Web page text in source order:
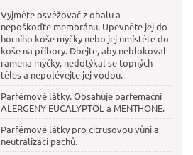
Vyjměte osvěžovač z obalu a
nepoškoďte membránu. Upevněte jej do
horního koše myčky nebo jej umístěte do
koše na příbory. Dbejte, aby neblokoval
ramena myčky, nedotýkal se topných
těles a nepolévejte jej vodou.
Parfémové látky. Obsahuje parfemační
ALERGENY EUCALYPTOL a MENTHONE.
Parfémové látky pro citrusovou vůni a
neutralizaci pachů.